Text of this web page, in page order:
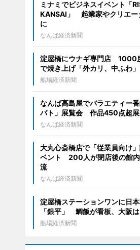
ミナミでビジネスイベント「
KANSAI」 起業家やクリエー
に
なんば経済新聞
淀屋橋にウナギ専門店 1000
で焼き上げ「外カリ、中ふわ
船場経済新聞
なんば高島屋でバラエティー
バト」展覧会 作品450点超
なんば経済新聞
大丸心斎橋店で「従業員向け
ベント 200人が閉店後の館内
流
なんば経済新聞
淀屋橋ステーションワンに日
「銀平」 鯛飯が看板、大阪
船場経済新聞